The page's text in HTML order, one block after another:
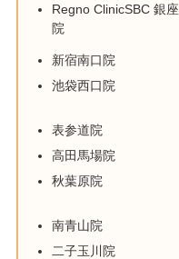
Regno ClinicSBC 銀座
院
新宿南口院
池袋西口院
表参道院
高田馬場院
秋葉原院
南青山院
二子玉川院